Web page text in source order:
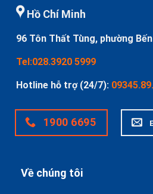
Hồ Chí Minh
96 Tôn Thất Tùng, phường
Tel:028.3920 5999
Hotline hỗ trợ (24/7):
1900 6695
Về chúng tôi